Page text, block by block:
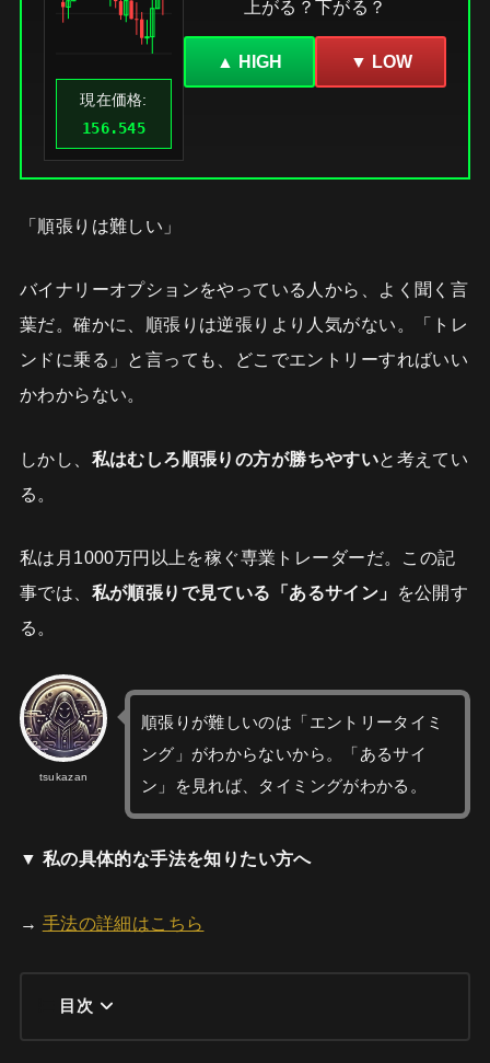
現在価格:
156.545
上がる？下がる？
▲ HIGH ▼ LOW
「順張りは難しい」
バイナリーオプションをやっている人から、よく聞く言
葉だ。確かに、順張りは逆張りより人気がない。「トレ
ンドに乗る」と言っても、どこでエントリーすればいい
かわからない。
しかし、 私はむしろ順張りの方が勝ちやすいと考えてい
る。
私は月1000万円以上を稼ぐ専業トレーダーだ。この記
事では、 私が順張りで見ている「あるサイン」
を公開す
る。
tsukazan
順張りが難しいのは「エントリータイミ
ング」がわからないから。「あるサイ
ン」を見れば、タイミングがわかる。
▼ 私の具体的な手法を知りたい方へ
→ 手法の詳細はこちら
目次